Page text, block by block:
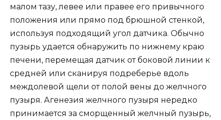
малом тазу, левее или правее его привычного
положения или прямо под брюшной стенкой,
используя подходящий угол датчика. Обычно
пузырь удается обнаружить по нижнему краю
печени, перемещая датчик от боковой линии к
средней или сканируя подреберье вдоль
междолевой щели от полой вены до желчного
пузыря. Агенезия желчного пузыря нередко
принимается за сморщенный желчный пузырь,